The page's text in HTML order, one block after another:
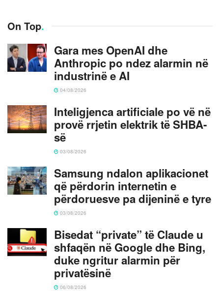
On Top.
Gara mes OpenAI dhe
Anthropic po ndez alarmin në
industrinë e AI
04/08/2026
Inteligjenca artificiale po vë në
provë rrjetin elektrik të SHBA-
së
03/08/2026
Samsung ndalon aplikacionet
që përdorin internetin e
përdoruesve pa dijeninë e tyre
03/08/2026
Bisedat “private” të Claude u
shfaqën në Google dhe Bing,
duke ngritur alarmin për
privatësinë
06/08/2026